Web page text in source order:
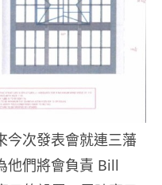
今次發表會就連三藩
他們將會負責 Bill